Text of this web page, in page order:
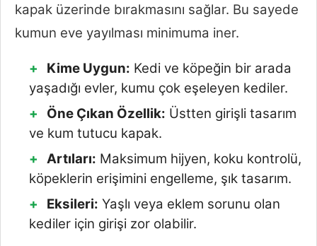
kapak üzerinde bırakmasını sağlar. Bu sayede
kumun eve yayılması minimuma iner.
Kime Uygun: Kedi ve köpeğin bir arada
yaşadığı evler, kumu çok eşeleyen kediler.
Öne Çıkan Özellik: Üstten girişli tasarım
ve kum tutucu kapak.
Artıları: Maksimum hijyen, koku kontrolü,
köpeklerin erişimini engelleme, şık tasarım.
Eksileri: Yaşlı veya eklem sorunu olan
kediler için girişi zor olabilir.